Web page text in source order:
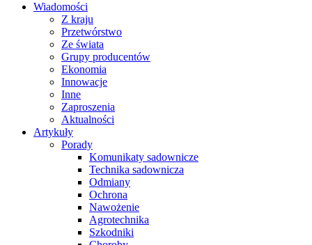
Wiadomości
Z kraju
Przetwórstwo
Ze świata
Grupy producentów
Ekonomia
Innowacje
Inne
Zaproszenia
Aktualności
Artykuły
Porady
Komunikaty sadownicze
Technika sadownicza
Odmiany
Ochrona
Nawożenie
Agrotechnika
Szkodniki